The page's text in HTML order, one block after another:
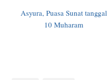
Asyura, Puasa Sunat tanggal
10 Muharam